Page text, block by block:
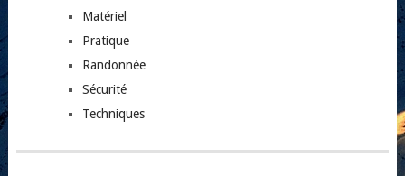
Matériel
Pratique
Randonnée
Sécurité
Techniques